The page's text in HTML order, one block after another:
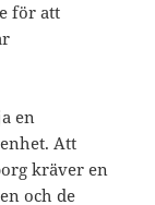
för att
en
Att
kräver en
och de